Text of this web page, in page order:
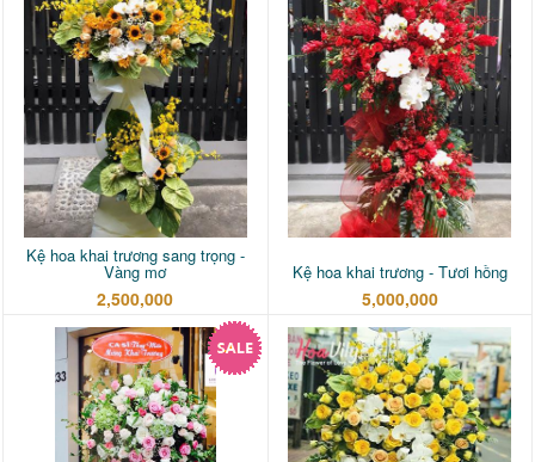
Kệ hoa khai trương sang trọng -
Vàng mơ
2,500,000
Kệ hoa khai trương - Tươi hồng
5,000,000